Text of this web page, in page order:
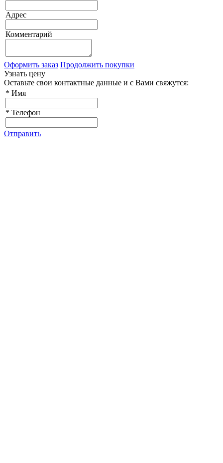
Адрес
Комментарий
Оформить заказ Продолжить покупки
Узнать цену
Оставьте свои контактные данные и с Вами свяжутся:
* Имя
* Телефон
Отправить